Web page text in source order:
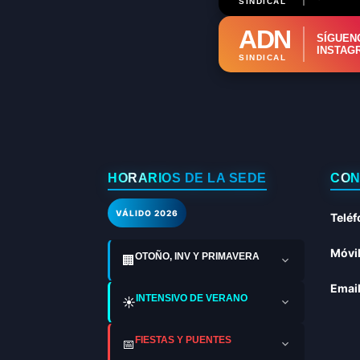
ADN
SINDICAL
HORARIOS DE LA SEDE
VÁLIDO 2026
🏢OTOÑO, INV Y PRIMAVERA
☀️INTENSIVO DE VERANO
📅FIESTAS Y PUENTES